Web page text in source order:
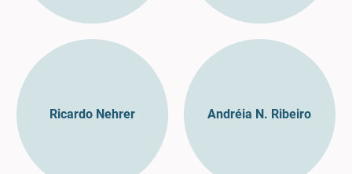
Ricardo Nehrer Andréia N. Ribeiro